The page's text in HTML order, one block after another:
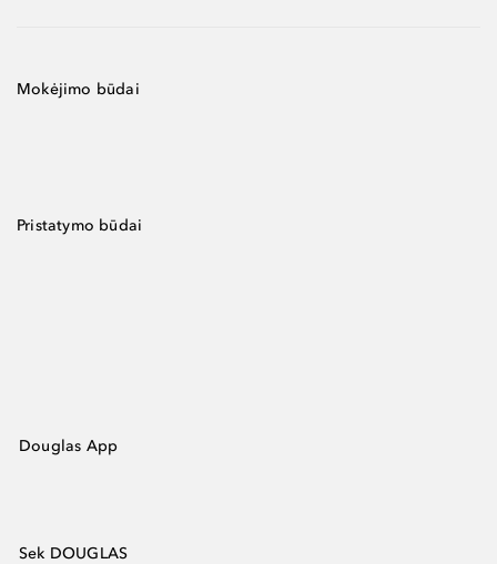
Mokėjimo būdai
Pristatymo būdai
Douglas App
Sek DOUGLAS